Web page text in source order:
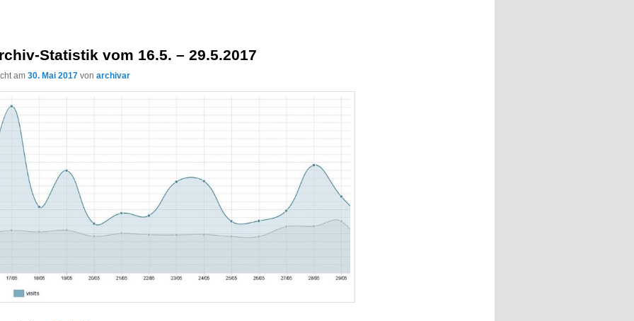
Statistik vom 16.5. – 29.5.2017
am30. Mai 2017 vonarchivar